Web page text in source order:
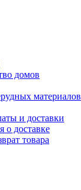
домов
материалов
и доставки
о доставке
товара